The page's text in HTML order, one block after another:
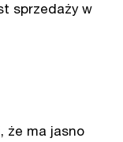
sprzedaży w
że ma jasno